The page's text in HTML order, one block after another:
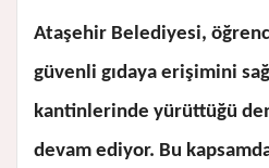
Ataşehir Belediyesi,
güvenli gıdaya erişimini
kantinlerinde yürüttüğü
devam ediyor. Bu